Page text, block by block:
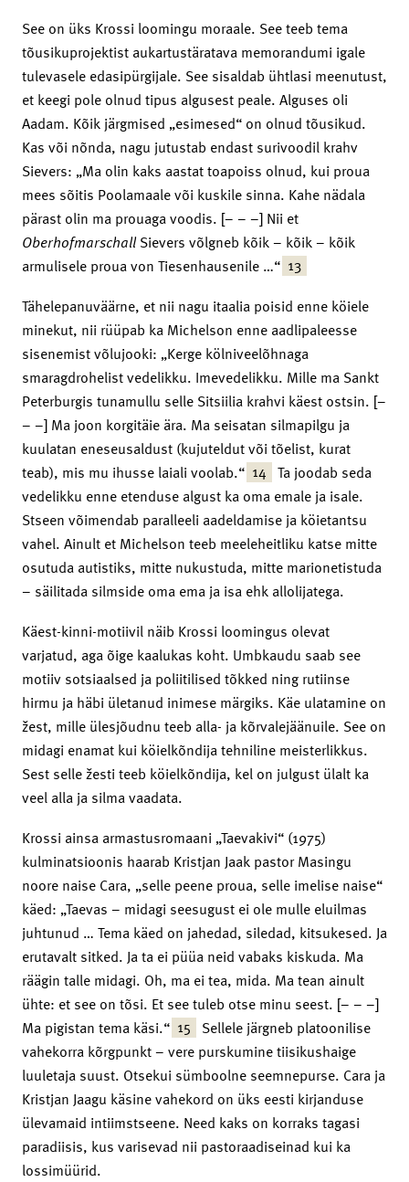
See on üks Krossi loomingu moraale. See teeb tema
tõusikuprojektist aukartustäratava memorandumi igale
tulevasele edasipürgijale. See sisaldab ühtlasi meenutust,
et keegi pole olnud tipus algusest peale. Alguses oli
Aadam. Kõik järgmised „esimesed“ on olnud tõusikud.
Kas või nõnda, nagu jutustab endast surivoodil krahv
Sievers: „Ma olin kaks aastat toapoiss olnud, kui proua
mees sõitis Poolamaale või kuskile sinna. Kahe nädala
pärast olin ma prouaga voodis. [– – –] Nii et
Oberhofmarschall Sievers võlgneb kõik – kõik – kõik
armulisele proua von Tiesenhausenile …“ 13
Tähelepanuväärne, et nii nagu itaalia poisid enne köiele
minekut, nii rüüpab ka Michelson enne aadlipaleesse
sisenemist võlujooki: „Kerge kölniveelõhnaga
smaragdrohelist vedelikku. Imevedelikku. Mille ma Sankt
Peterburgis tunamullu selle Sitsiilia krahvi käest ostsin. [–
– –] Ma joon korgitäie ära. Ma seisatan silmapilgu ja
kuulatan eneseusaldust (kujuteldut või tõelist, kurat
teab), mis mu ihusse laiali voolab.“ 14 Ta joodab seda
vedelikku enne etenduse algust ka oma emale ja isale.
Stseen võimendab paralleeli aadeldamise ja köietantsu
vahel. Ainult et Michelson teeb meeleheitliku katse mitte
osutuda autistiks, mitte nukustuda, mitte marionetistuda
– säilitada silmside oma ema ja isa ehk allolijatega.
Käest-kinni-motiivil näib Krossi loomingus olevat
varjatud, aga õige kaalukas koht. Umbkaudu saab see
motiiv sotsiaalsed ja poliitilised tõkked ning rutiinse
hirmu ja häbi ületanud inimese märgiks. Käe ulatamine on
žest, mille ülesjõudnu teeb alla- ja kõrvalejäänuile. See on
midagi enamat kui köielkõndija tehniline meisterlikkus.
Sest selle žesti teeb köielkõndija, kel on julgust ülalt ka
veel alla ja silma vaadata.
Krossi ainsa armastusromaani „Taevakivi“ (1975)
kulminatsioonis haarab Kristjan Jaak pastor Masingu
noore naise Cara, „selle peene proua, selle imelise naise“
käed: „Taevas – midagi seesugust ei ole mulle eluilmas
juhtunud … Tema käed on jahedad, siledad, kitsukesed. Ja
erutavalt sitked. Ja ta ei püüa neid vabaks kiskuda. Ma
räägin talle midagi. Oh, ma ei tea, mida. Ma tean ainult
ühte: et see on tõsi. Et see tuleb otse minu seest. [– – –]
Ma pigistan tema käsi.“ 15 Sellele järgneb platoonilise
vahekorra kõrgpunkt – vere purskumine tiisikushaige
luuletaja suust. Otsekui sümboolne seemnepurse. Cara ja
Kristjan Jaagu käsine vahekord on üks eesti kirjanduse
ülevamaid intiimstseene. Need kaks on korraks tagasi
paradiisis, kus varisevad nii pastoraadiseinad kui ka
lossimüürid.